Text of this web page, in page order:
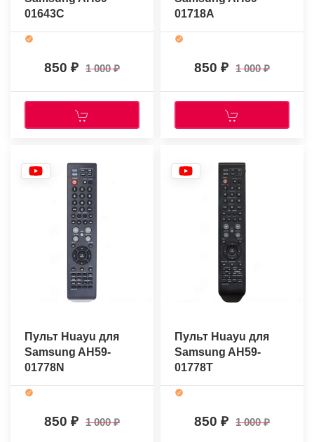
01643C
850 1 000
01718A
850 1 000
Пульт Huayu для
Samsung AH59-
01778N
850 1 000
Пульт Huayu для
Samsung AH59-
01778T
850 1 000